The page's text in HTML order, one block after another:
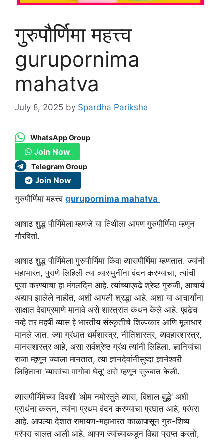
गुरुपौर्णिमा महत्त्व
gurupornima
mahatva
July 8, 2025 by Spardha Pariksha
WhatsApp Group
Join Now
Telegram Group
Join Now
गुरुपौर्णिमा महत्त्व gurupornima mahatva
आषाढ शुद्ध पौर्णिमेला म्हणजे या तिथीला आपण गुरुपौर्णिमा म्हणून
गौरवितो.
आषाढ शुद्ध पौर्णिमेला गुरुपौर्णिमा किंवा व्यासपौर्णिमा म्हणतात. ज्यांनी
महाभारत, पुराणे लिहिली त्या व्यासमुनींना वंदन करण्याचा, त्यांची
पूजा करण्याचा हा मंगलदिन आहे. त्यांच्याएवढे श्रेष्ठ गुरुजी, आचार्य
अद्याप झालेले नाहीत, अशी आपली श्रद्धा आहे. अशा या आचार्यांना
साक्षात देवाप्रमाणे मानावे असे शास्त्रात कथन केले आहे. एवढेच
नव्हे तर महर्षी व्यास हे भारतीय संस्कृतीचे शिल्पकार आणि मूलाधार
मानले जात. ज्या ग्रंथात धर्मशास्त्र, नीतिशास्त्र, व्यवहारशास्त्र,
मानसशास्त्र आहे, असा सर्वश्रेष्ठ ग्रंथ त्यांनी लिहिला. ज्ञानियांचा
राजा म्हणून ज्याला मानतात, त्या ज्ञानदेवांनीसुध्दा ज्ञानेश्वरी
लिहिताना ‘व्यासांचा मागोवा घेतू’ असे म्हणून सुरुवात केली.
व्यासपौर्णिमेच्या दिवशी ‘ओम नमोस्तुते व्यास, विशाल बुद्धे’ अशी
प्रार्थना करून, त्यांना प्रथम वंदन करण्याचा प्रघात आहे, परंपरा
आहे. आपल्या देशात रामायण-महाभारत काळापासून गुरु-शिष्य
परंपरा चालत आली आहे. आपण ज्यांच्याकडून विद्या प्राप्त करतो,